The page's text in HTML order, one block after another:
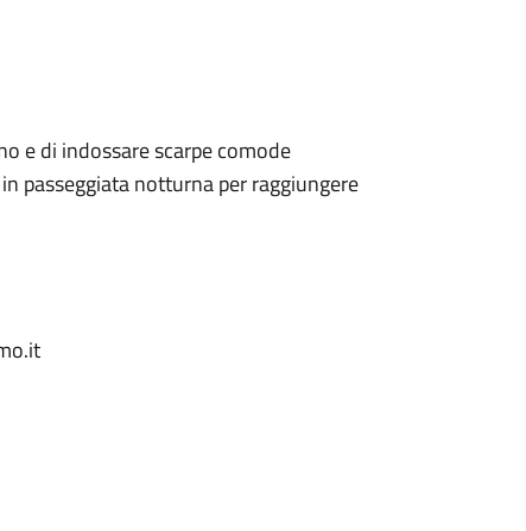
e di indossare scarpe comode
passeggiata notturna per raggiungere